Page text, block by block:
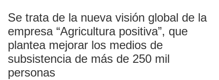
Se trata de la nueva visión global de la
empresa “Agricultura positiva”, que
plantea mejorar los medios de
subsistencia de más de 250 mil
personas